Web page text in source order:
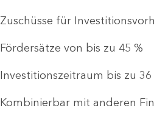
​​​​​​Zuschüsse für
Fördersätze von bis zu 45 %
Investitionszeitraum bis zu
Kombinierbar mit anderen